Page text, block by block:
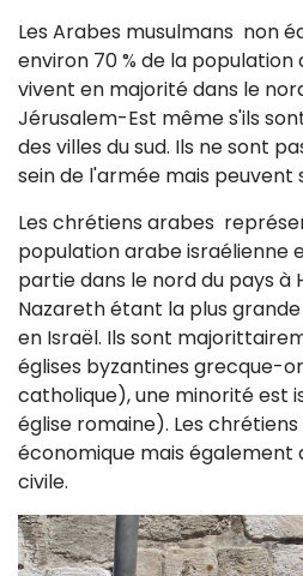
Les Arabes musulmans non
environ 70 % de la population
vivent en majorité dans le
Jérusalem-Est même s'ils
des villes du sud. Ils ne sont
sein de l'armée mais
Les chrétiens arabes
population arabe israélienne
partie dans le nord du pays à
Nazareth étant la plus
en Israël. Ils sont
églises byzantines grecque-
catholique), une minorité est
église romaine). Les
économique mais également
civile.